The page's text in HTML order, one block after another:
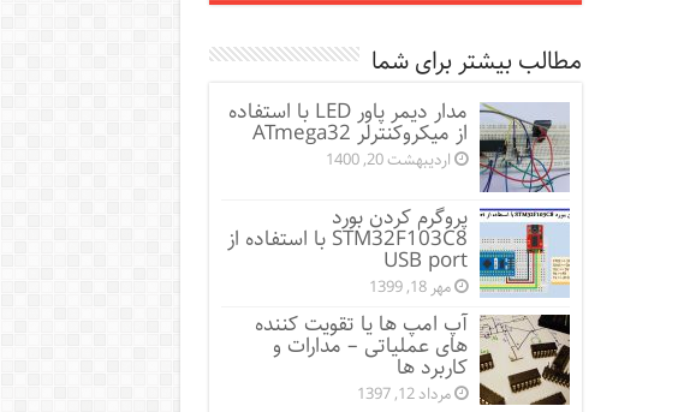
مطالب بیشتر برای شما
مدار دیمر پاور LED با استفاده
از میکروکنترلر ATmega32
اردیبهشت 20, 1400
پروگرم کردن بورد
STM32F103C8 با استفاده از
USB port
مهر 18, 1399
آپ امپ ها یا تقویت کننده
های عملیاتی – مدارات و
کاربرد ها
مرداد 12, 1397